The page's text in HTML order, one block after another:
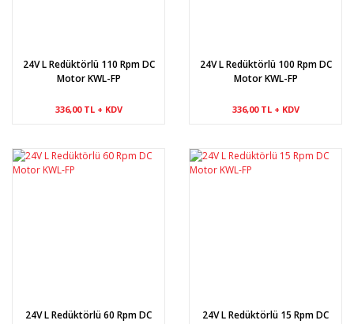
24V L Redüktörlü 110 Rpm DC
Motor KWL-FP
336,00 TL + KDV
24V L Redüktörlü 100 Rpm DC
Motor KWL-FP
336,00 TL + KDV
24V L Redüktörlü 60 Rpm DC
24V L Redüktörlü 15 Rpm DC